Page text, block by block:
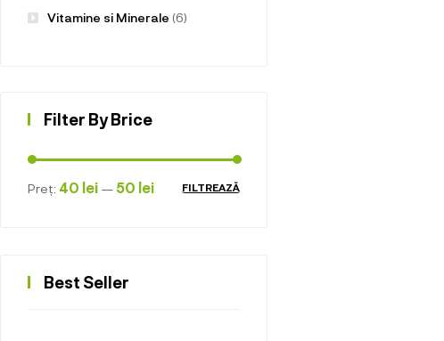
Vitamine si Minerale (6)
Filter By Brice
FILTREAZĂ
Preț: 40 lei — 50 lei
Best Seller